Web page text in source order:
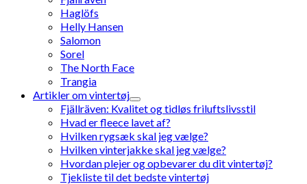
Haglöfs
Helly Hansen
Salomon
Sorel
The North Face
Trangia
Artikler om vintertøj
Fjällräven: Kvalitet og tidløs friluftslivsstil
Hvad er fleece lavet af?
Hvilken rygsæk skal jeg vælge?
Hvilken vinterjakke skal jeg vælge?
Hvordan plejer og opbevarer du dit vintertøj?
Tjekliste til det bedste vintertøj